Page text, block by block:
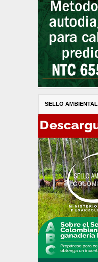
SELLO AMBIENTAL